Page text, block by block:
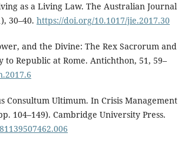
as a Living Law. The Australian Journal
30–40. https://doi.org/10.1017/jie.2017.30
and the Divine: The Rex Sacrorum and
Republic at Rome. Antichthon, 51, 59–
Consultum Ultimum. In Crisis Management
104–149). Cambridge University Press.